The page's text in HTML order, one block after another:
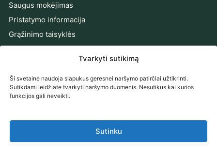
Tvarkyti sutikimą
Ši svetainė naudoja slapukus geresnei naršymo patirčiai užtikrinti.
Sutikdami leidžiate tvarkyti naršymo duomenis. Nesutikus kai kurios
funkcijos gali neveikti.
Sutinku
Saugus mokėjimas
Pristatymo informacija
Grąžinimo taisyklės
Prieinamumo pareiškimas
PRENUMERUOKITE NAUJIENAS
Gaukite naujienas, pasiūlymus ir patarimus tiesiai į el.
Prenumeruoti